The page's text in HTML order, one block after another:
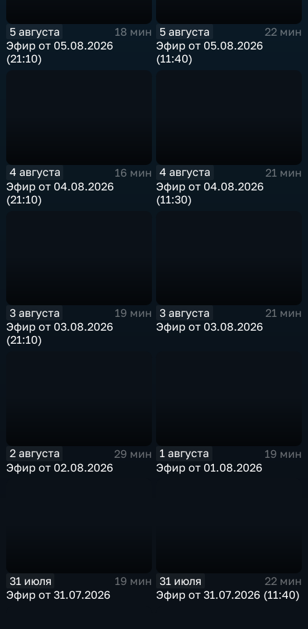
5 августа
18 мин
Эфир от 05.08.2026
(21:10)
5 августа
22 мин
Эфир от 05.08.2026
(11:40)
4 августа
16 мин
Эфир от 04.08.2026
(21:10)
4 августа
21 мин
Эфир от 04.08.2026
(11:30)
3 августа
19 мин
Эфир от 03.08.2026
(21:10)
3 августа
21 мин
Эфир от 03.08.2026
2 августа
29 мин
Эфир от 02.08.2026
1 августа
19 мин
Эфир от 01.08.2026
31 июля
19 мин
Эфир от 31.07.2026
31 июля
22 мин
Эфир от 31.07.2026 (11:40)